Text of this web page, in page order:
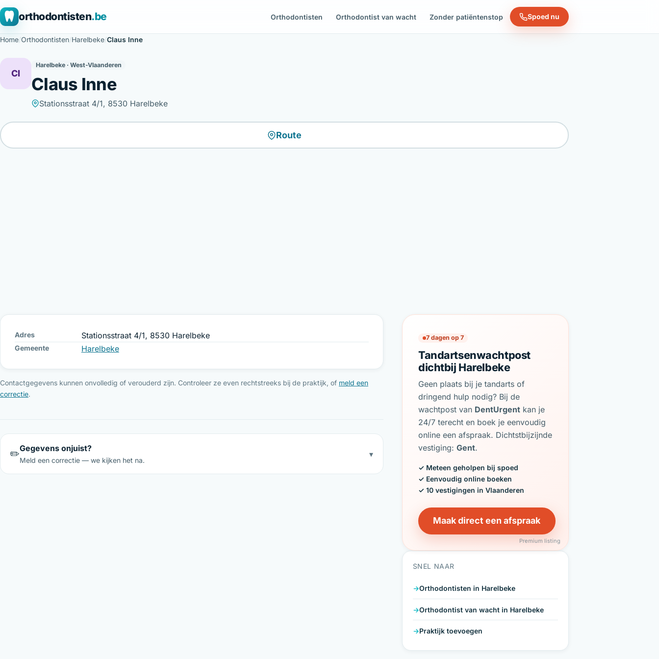
orthodontisten.be Orthodontisten Orthodontist van wacht Zonder patiëntenstop Spoed nu
Home/Orthodontisten/Harelbeke/Claus Inne
CI
Harelbeke · West-Vlaanderen
Claus Inne
Stationsstraat 4/1, 8530 Harelbeke
Route
7 dagen op 7
Tandartsenwachtpost
dichtbij Harelbeke
Geen plaats bij je tandarts of
dringend hulp nodig? Bij de
wachtpost van DentUrgent kan je
24/7 terecht en boek je eenvoudig
online een afspraak. Dichtstbijzijnde
vestiging: Gent.
✓ Meteen geholpen bij spoed
✓ Eenvoudig online boeken
✓ 10 vestigingen in Vlaanderen
Maak direct een afspraak
Premium listing
SNEL NAAR
Orthodontisten in Harelbeke
Orthodontist van wacht in Harelbeke
Praktijk toevoegen
Adres Stationsstraat 4/1, 8530 Harelbeke
Gemeente Harelbeke
Contactgegevens kunnen onvolledig of verouderd zijn. Controleer ze even rechtstreeks bij de praktijk, of meld een
correctie.
✏️Gegevens onjuist?
Meld een correctie — we kijken het na.
▾